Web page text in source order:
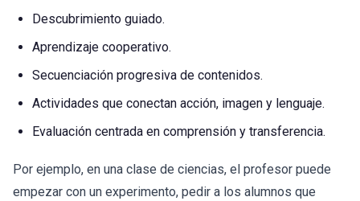
Descubrimiento guiado.
Aprendizaje cooperativo.
Secuenciación progresiva de contenidos.
Actividades que conectan acción, imagen y lenguaje.
Evaluación centrada en comprensión y transferencia.
Por ejemplo, en una clase de ciencias, el profesor puede
empezar con un experimento, pedir a los alumnos que